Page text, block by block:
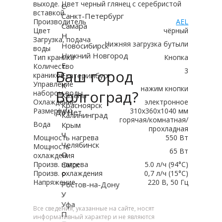
выходе. Цвет черный глянец с серебристой
вставкой.
Производитель
AEL
Цвет
чёрный
Загрузка, подача
воды
Нижняя загрузка бутыли
Тип краника
Кнопка
Количество
краников
3
Управление
набором воды
нажим кнопки
Охлаждение
электронное
Размер(мм)
310x360x1040 мм
Вода
горячая/комнатная/
прохладная
Мощность нагрева
550 Вт
Мощность
охлаждения
65 Вт
Произв. нагрева
5.0 л/ч (94°C)
Произв. охлаждения
0,7 л/ч (15°C)
Напряжение
220 В, 50 Гц
Все сведения, указанные на сайте, носят
информативный характер и не являются
Ваш город
Волгоград?
Да Нет
С
Санкт-Петербург
Самара
Н
Новосибирск
Нижний Новгород
Е
Екатеринбург
К
Казань
Красноярск
Калининград
Крым
Ч
Челябинск
О
Омск
Р
Ростов-на-Дону
У
Уфа
П